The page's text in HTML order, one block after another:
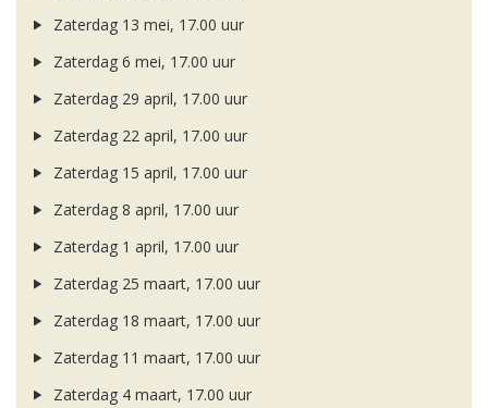
Zaterdag 13 mei, 17.00 uur
Zaterdag 6 mei, 17.00 uur
Zaterdag 29 april, 17.00 uur
Zaterdag 22 april, 17.00 uur
Zaterdag 15 april, 17.00 uur
Zaterdag 8 april, 17.00 uur
Zaterdag 1 april, 17.00 uur
Zaterdag 25 maart, 17.00 uur
Zaterdag 18 maart, 17.00 uur
Zaterdag 11 maart, 17.00 uur
Zaterdag 4 maart, 17.00 uur